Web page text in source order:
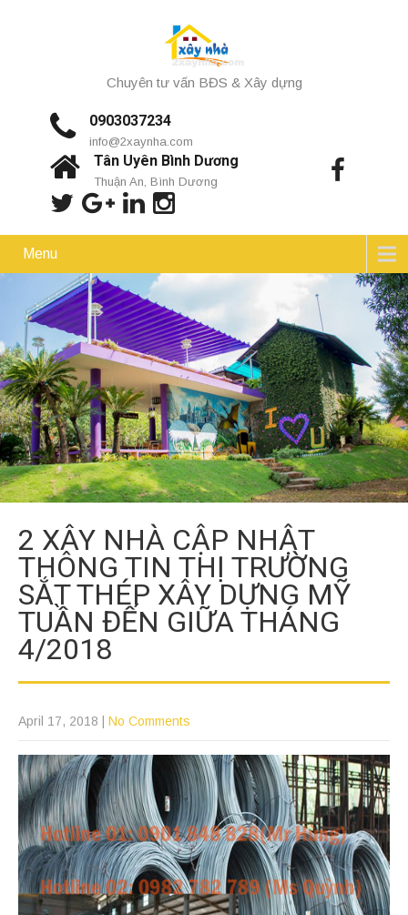
Chuyên tư vấn BĐS & Xây dựng
0903037234
info@2xaynha.com
Tân Uyên Bình Dương
Thuận An, Bình Dương
Menu
2 XÂY NHÀ CẬP NHẬT
THÔNG TIN THỊ TRƯỜNG
SẮT THÉP XÂY DỰNG MỸ
TUẦN ĐẾN GIỮA THÁNG
4/2018
April 17, 2018 No Comments